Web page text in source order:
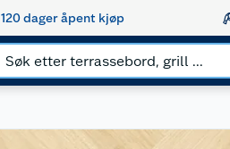
120 dager åpent kjøp